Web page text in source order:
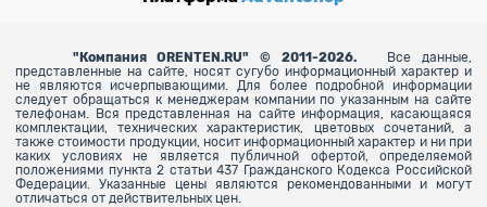
" Компания ORENTEN.RU" © 2011-2026.
Все данные,
представленные на сайте, носят сугубо информационный характер и
не являются исчерпывающими. Для более подробной информации
следует обращаться к менеджерам компании по указанным на сайте
телефонам. Вся представленная на сайте информация, касающаяся
комплектации, технических характеристик, цветовых сочетаний, а
также стоимости продукции, носит информационный характер и ни при
каких условиях не является публичной офертой, определяемой
положениями пункта 2 статьи 437 Гражданского Кодекса Российской
Федерации. Указанные цены являются рекомендованными и могут
отличаться от действительных цен.